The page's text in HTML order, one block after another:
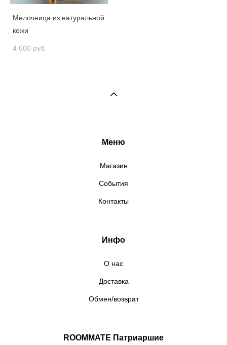
Мелочница из натуральной
кожи
4 600 pуб.
Меню
Магазин
События
Контакты
Инфо
О нас
Доставка
Обмен/возврат
ROOMMATE Патриаршие